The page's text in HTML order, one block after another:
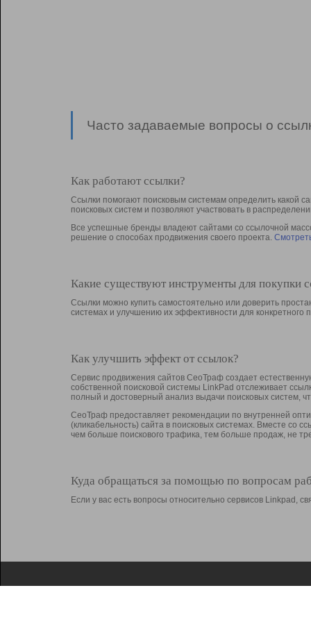
Часто задаваемые вопросы о
Как работают ссылки?
Ссылки помогают поисковым системам определить какой
поисковых систем и позволяют участвовать в
Все успешные бренды владеют сайтами со ссылочной
решение о способах продвижения своего проекта.
Какие существуют инструменты для покупки
Ссылки можно купить самостоятельно или доверить
системах и улучшению их эффективности для конкретного
Как улучшить эффект от ссылок?
Сервис продвижения сайтов СеоТраф создает
собственной поисковой системы LinkPad отслеживает
полный и достоверный анализ выдачи поисковых систем,
СеоТраф предоставляет рекомендации по внутренней
(кликабельность) сайта в поисковых системах. Вместе со
чем больше поискового трафика, тем больше продаж, не
Куда обращаться за помощью по вопросам
Если у вас есть вопросы относительно сервисов Linkpad,